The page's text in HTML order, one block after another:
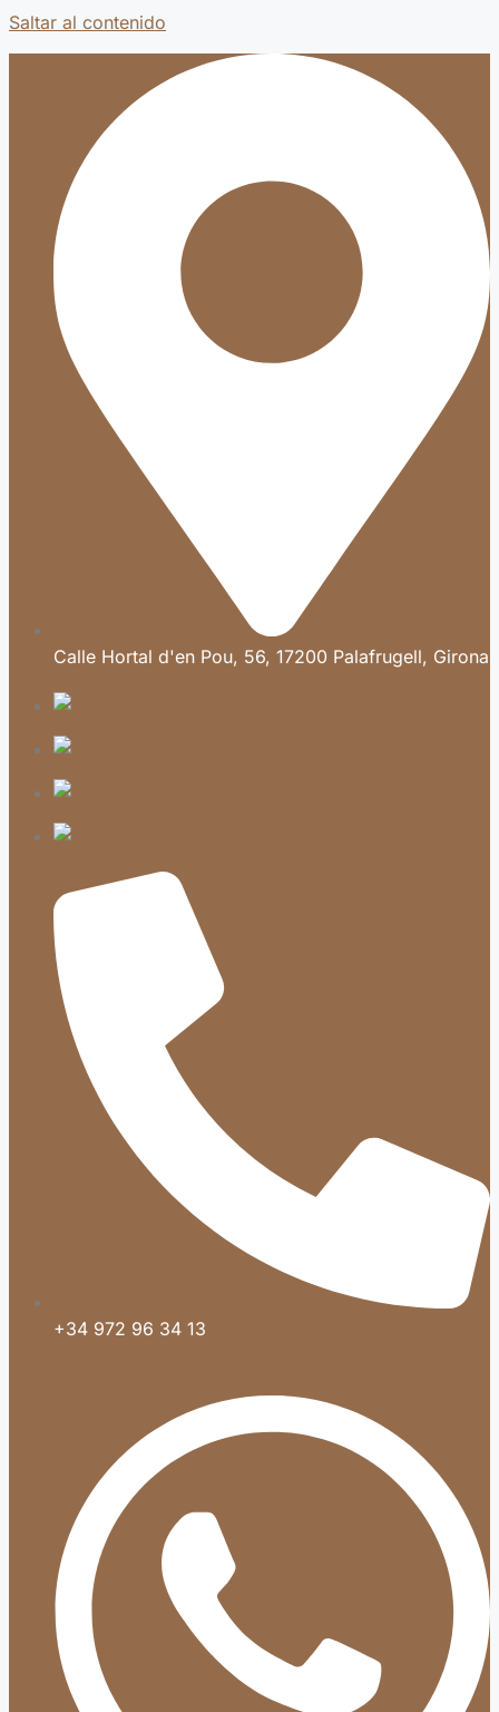
Saltar al contenido
Calle Hortal d'en Pou, 56, 17200 Palafrugell, Girona
+34 972 96 34 13